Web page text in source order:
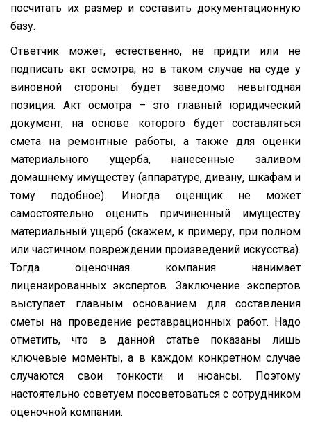
посчитать их размер и составить документационную
базу.
Ответчик может, естественно, не придти или не
подписать акт осмотра, но в таком случае на суде у
виновной стороны будет заведомо невыгодная
позиция. Акт осмотра – это главный юридический
документ, на основе которого будет составляться
смета на ремонтные работы, а также для оценки
материального ущерба, нанесенные заливом
домашнему имуществу (аппаратуре, дивану, шкафам и
тому подобное). Иногда оценщик не может
самостоятельно оценить причиненный имуществу
материальный ущерб (скажем, к примеру, при полном
или частичном повреждении произведений искусства).
Тогда оценочная компания нанимает
лицензированных экспертов. Заключение экспертов
выступает главным основанием для составления
сметы на проведение реставрационных работ. Надо
отметить, что в данной статье показаны лишь
ключевые моменты, а в каждом конкретном случае
случаются свои тонкости и нюансы. Поэтому
настоятельно советуем посоветоваться с сотрудником
оценочной компании.